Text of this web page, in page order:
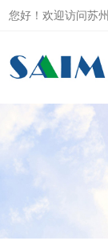
您好！欢迎访问苏